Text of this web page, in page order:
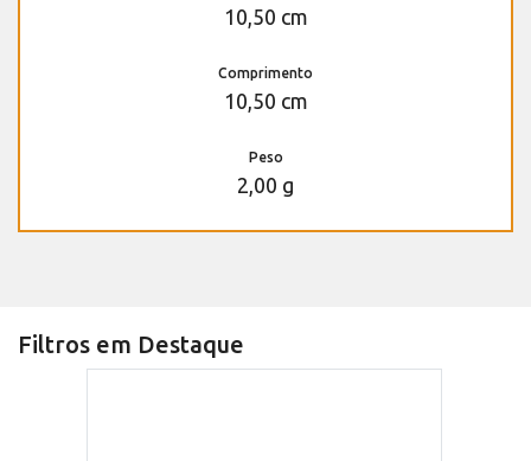
10,50 cm
Comprimento
10,50 cm
Peso
2,00 g
Filtros em Destaque